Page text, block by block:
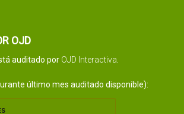
OJD
auditado por OJD Interactiva
último mes auditado disponible):